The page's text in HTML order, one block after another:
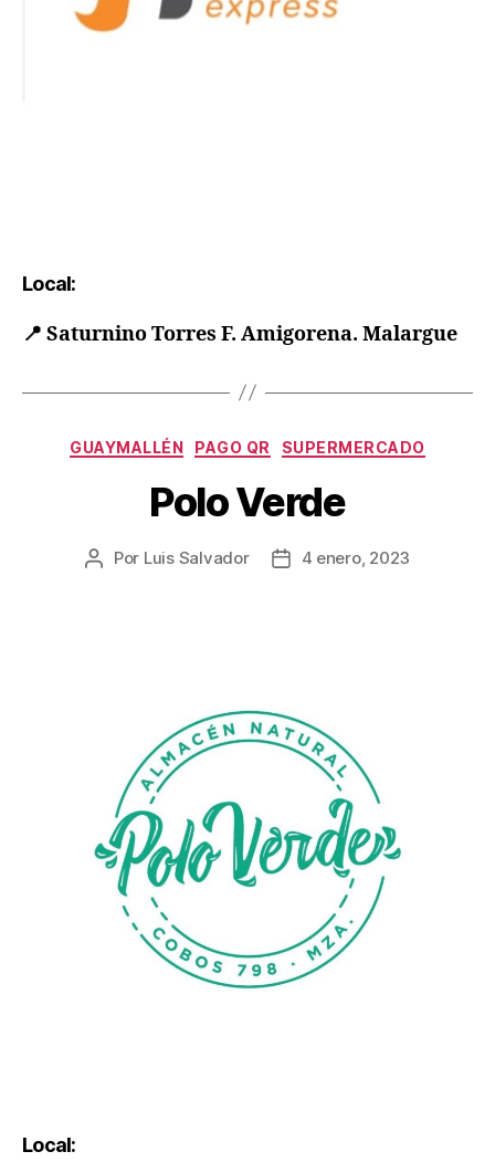
Local:
📍 Saturnino Torres F. Amigorena. Malargue
GUAYMALLÉN PAGO QR SUPERMERCADO
Polo Verde
Por Luis Salvador 4 enero, 2023
Local: